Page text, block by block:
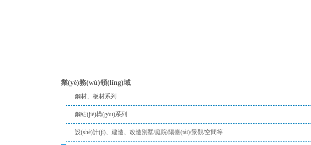
業(yè)務(wù)領(lǐng)域
鋼材、板材系列
鋼結(jié)構(gòu)系列
設(shè)計(jì)、建造、改造別墅/庭院/陽臺(tái)/景觀/空間等